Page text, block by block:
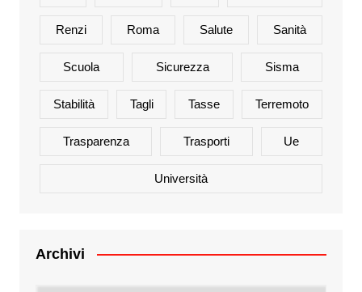
Renzi Roma Salute Sanità
Scuola Sicurezza Sisma
Stabilità Tagli Tasse Terremoto
Trasparenza Trasporti Ue
Università
Archivi